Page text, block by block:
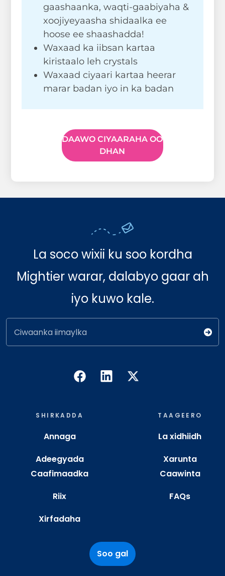
gaashaanka, waqti-gaabiyaha &
xoojiyeyaasha shidaalka ee
hoose ee shaashadda!
Waxaad ka iibsan kartaa
kiristaalo leh crystals
Waxaad ciyaari kartaa heerar
marar badan iyo in ka badan
DAAWO CIYAARAHA OO
DHAN
La soco wixii ku soo kordha
Mightier warar, dalabyo gaar ah
iyo kuwo kale.
Ciwaanka iimaylka
SHIRKADDA
Annaga
Adeegyada
Caafimaadka
Riix
Xirfadaha
TAAGEERO
La xidhiidh
Xarunta
Caawinta
FAQs
Soo gal